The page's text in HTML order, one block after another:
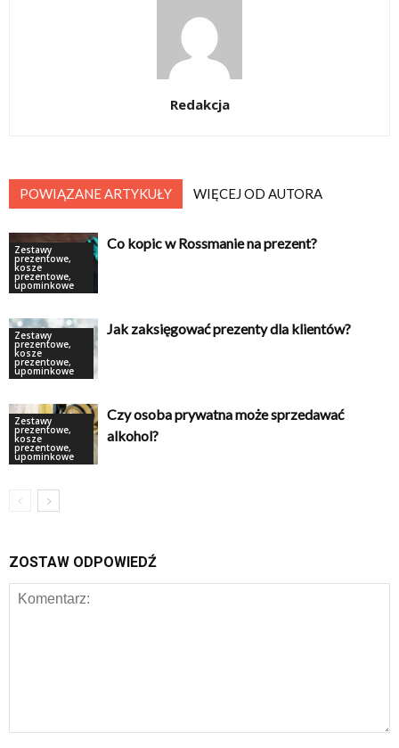
Redakcja
POWIĄZANE ARTYKUŁY WIĘCEJ OD AUTORA
Zestawy
prezentowe,
kosze
prezentowe,
upominkowe
Co kopic w Rossmanie na prezent?
Zestawy
prezentowe,
kosze
prezentowe,
upominkowe
Jak zaksięgować prezenty dla klientów?
Zestawy
prezentowe,
kosze
prezentowe,
upominkowe
Czy osoba prywatna może sprzedawać
alkohol?
ZOSTAW ODPOWIEDŹ